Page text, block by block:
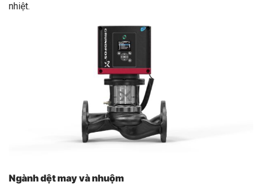
nhiệt.
Ngành dệt may và nhuộm